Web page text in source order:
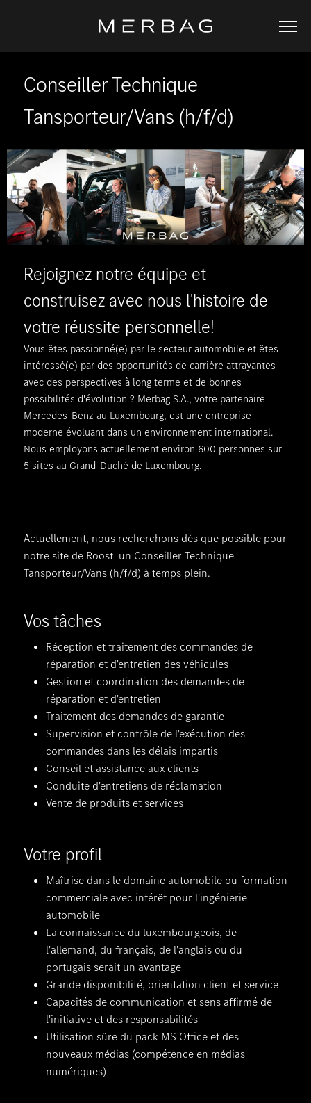
Conseiller Technique
Tansporteur/Vans (h/f/d)
Rejoignez notre équipe et
construisez avec nous l'histoire de
votre réussite personnelle!
Vous êtes passionné(e) par le secteur automobile et êtes
intéressé(e) par des opportunités de carrière attrayantes
avec des perspectives à long terme et de bonnes
possibilités d'évolution ? Merbag S.A., votre partenaire
Mercedes-Benz au Luxembourg, est une entreprise
moderne évoluant dans un environnement international.
Nous employons actuellement environ 600 personnes sur
5 sites au Grand-Duché de Luxembourg.
Actuellement, nous recherchons dès que possible pour
notre site de Roost un Conseiller Technique
Tansporteur/Vans (h/f/d) à temps plein.
Vos tâches
Réception et traitement des commandes de
réparation et d'entretien des véhicules
Gestion et coordination des demandes de
réparation et d'entretien
Traitement des demandes de garantie
Supervision et contrôle de l'exécution des
commandes dans les délais impartis
Conseil et assistance aux clients
Conduite d'entretiens de réclamation
Vente de produits et services
Votre profil
Maîtrise dans le domaine automobile ou formation
commerciale avec intérêt pour l'ingénierie
automobile
La connaissance du luxembourgeois, de
l'allemand, du français, de l'anglais ou du
portugais serait un avantage
Grande disponibilité, orientation client et service
Capacités de communication et sens affirmé de
l'initiative et des responsabilités
Utilisation sûre du pack MS Office et des
nouveaux médias (compétence en médias
numériques)